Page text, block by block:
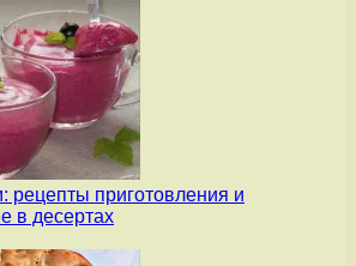
рецепты приготовления и
в десертах